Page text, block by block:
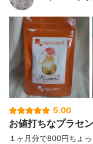
5.00
お値打ちなプラセン
１ヶ月分で800円ちょ